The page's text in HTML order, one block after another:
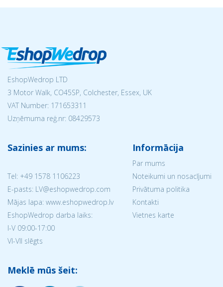
EshopWedrop LTD
3 Motor Walk, CO45SP, Colchester, Essex, UK
VAT Number: 171653311
Uzņēmuma reģ.nr: 08429573
Sazinies ar mums:
Tel: +49 1578 1106223
E-pasts: LV@eshopwedrop.com
Mājas lapa: www.eshopwedrop.lv
EshopWedrop darba laiks:
I-V 09:00-17:00
VI-VII slēgts
Informācija
Par mums
Noteikumi un nosacījumi
Privātuma politika
Kontakti
Vietnes karte
Meklē mūs šeit: